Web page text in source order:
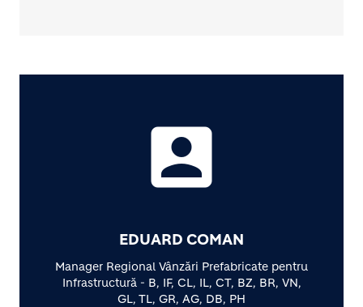
account_box
EDUARD COMAN
Manager Regional Vânzări Prefabricate pentru
Infrastructură - B, IF, CL, IL, CT, BZ, BR, VN,
GL, TL, GR, AG, DB, PH